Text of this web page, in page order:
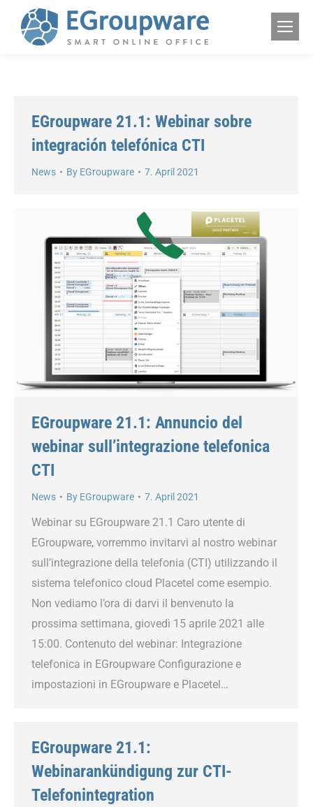
EGroupware 21.1: Webinar sobre
integración telefónica CTI
News By EGroupware 7. April 2021
EGroupware 21.1: Annuncio del
webinar sull’integrazione telefonica
CTI
News By EGroupware 7. April 2021
Webinar su EGroupware 21.1 Caro utente di
EGroupware, vorremmo invitarvi al nostro webinar
sull’integrazione della telefonia (CTI) utilizzando il
sistema telefonico cloud Placetel come esempio.
Non vediamo l’ora di darvi il benvenuto la
prossima settimana, giovedì 15 aprile 2021 alle
15:00. Contenuto del webinar: Integrazione
telefonica in EGroupware Configurazione e
impostazioni in EGroupware e Placetel…
EGroupware 21.1:
Webinarankündigung zur CTI-
Telefonintegration